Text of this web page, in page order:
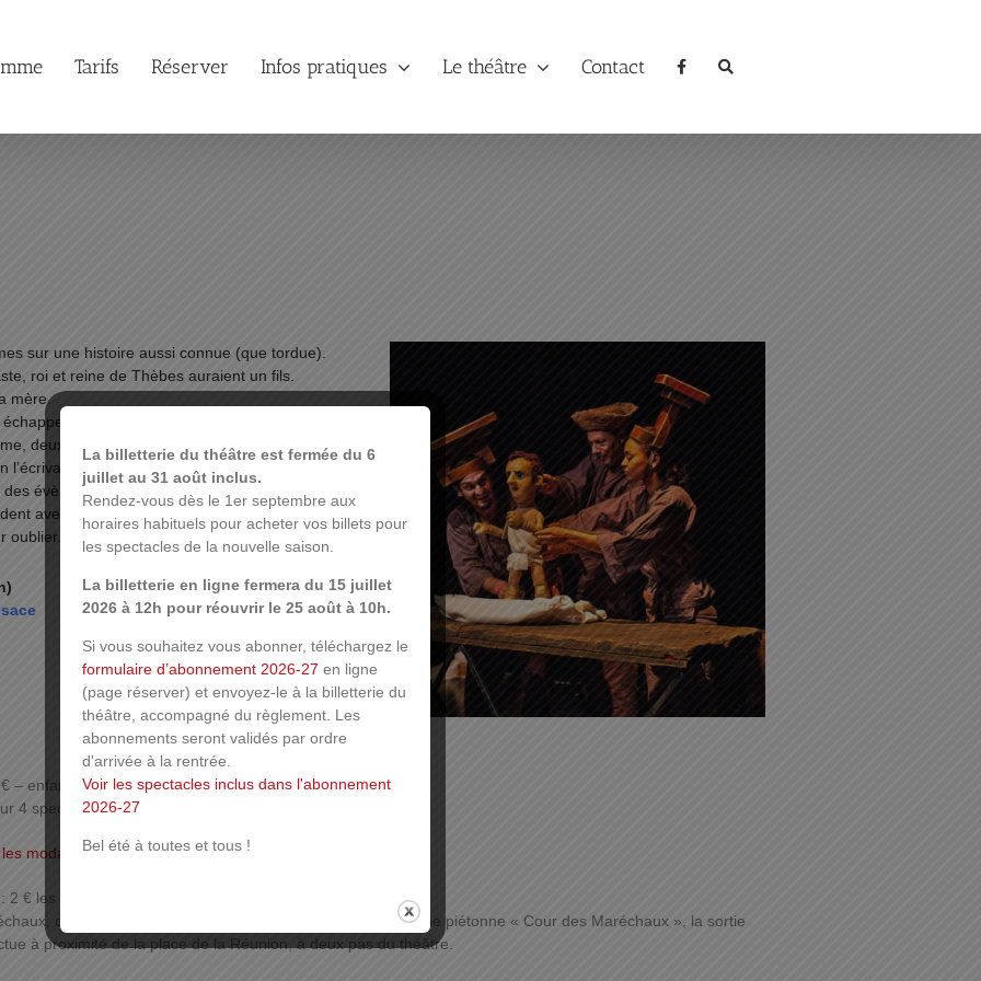
Tarifs Réserver Infos pratiques Le théâtre Contact
sur une histoire aussi connue (que tordue).
roi et reine de Thèbes auraient un fils.
mère.
échapper à ce destin ?
deux hommes et une poignée d’étranges
le chemin de la destinée de ce héros
évènements qui le dépassent, fragile entre les
avec cynisme ou dérision, Œdipe se débat, les
Mais le peut-il ?
– enfant : 9 €
4 spectacles : adulte : 40 € – enfant : 32 €
modalités de réservation
2 € les 4h,
ouvert tous les jours 24h sur 24h. En empruntant l’issue piétonne « Cour des Maréchaux », la sortie
à proximité de la place de la Réunion, à deux pas du théâtre.
La billetterie du théâtre est fermée du 6
juillet au 31 août inclus.
Rendez-vous dès le 1er septembre aux
horaires habituels pour acheter vos billets pour
les spectacles de la nouvelle saison.
La billetterie en ligne fermera du 15 juillet
2026 à 12h pour réouvrir le 25 août à 10h.
Si vous souhaitez vous abonner, téléchargez le
formulaire d’abonnement 2026-27 en ligne
(page réserver) et envoyez-le à la billetterie du
théâtre, accompagné du règlement. Les
abonnements seront validés par ordre
d'arrivée à la rentrée.
Voir les spectacles inclus dans l'abonnement
2026-27
Bel été à toutes et tous !